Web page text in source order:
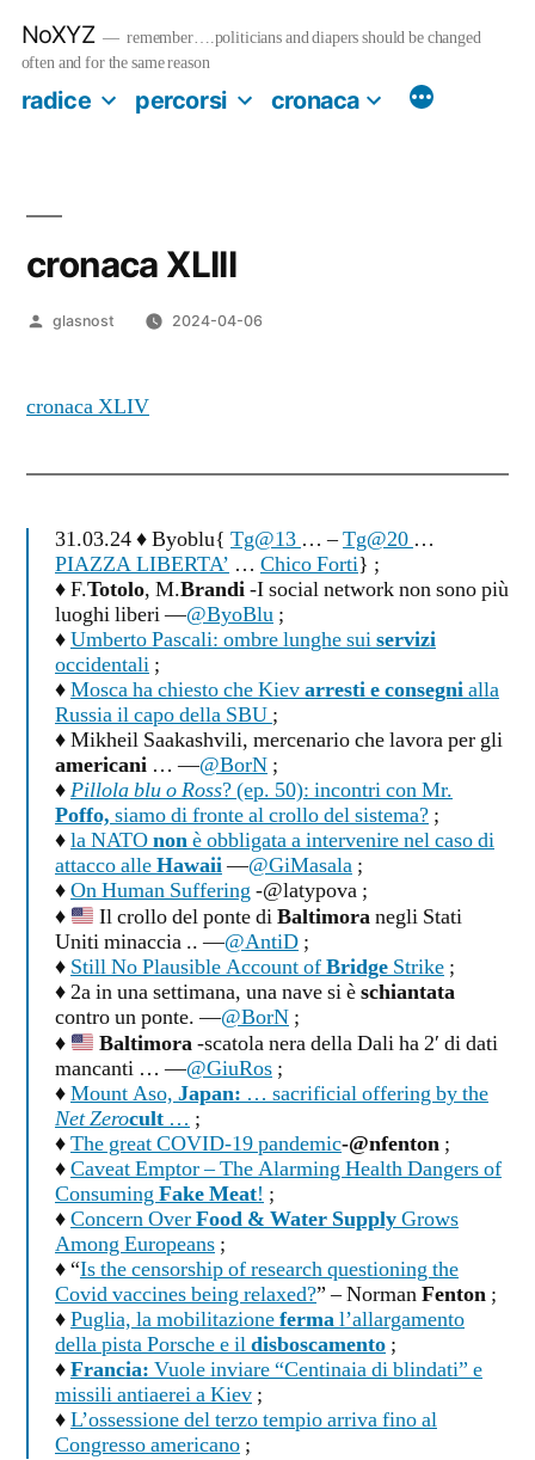
contenuto
NoXYZ
remember….politicians and diapers should be changed
often and for the same reason
radice percorsi cronaca
cronaca XLIII
Pubblicato
glasnost 2024-04-06
cronaca XLIV
31.03.24 ♦ Byoblu{ Tg@13 … –Tg@20 …
PIAZZA LIBERTA’ … Chico Forti} ;
♦ F.Totolo, M.Brandi-I social network non sono più
luoghi liberi —@ByoBlu ;
♦Umberto Pascali: ombre lunghe suiservizi
occidentali ;
♦Mosca ha chiesto che Kievarresti e consegnialla
Russia il capo della SBU ;
♦ Mikheil Saakashvili, mercenario che lavora per gli
americani … —@BorN ;
♦Pillola blu o Ross? (ep. 50): incontri con Mr.
Poffo, siamo di fronte al crollo del sistema? ;
♦la NATOnonè obbligata a intervenire nel caso di
attacco alleHawaii—@GiMasala ;
♦On Human Suffering-@latypova ;
♦
Il crollo del ponte diBaltimoranegli Stati
Uniti minaccia .. —@AntiD ;
♦ Still No Plausible Account ofBridge Strike ;
♦ 2a in una settimana, una nave si èschiantata
contro un ponte. —@BorN ;
♦
Baltimora-scatola nera della Dali ha 2′ di dati
mancanti … —@GiuRos ;
♦Mount Aso, Japan: … sacrificial offering by the
Net Zerocult … ;
♦The great COVID-19 pandemic-@nfenton ;
♦Caveat Emptor – The Alarming Health Dangers of
ConsumingFake Meat! ;
♦Concern OverFood & Water SupplyGrows
Among Europeans ;
♦ “Is the censorship of research questioning the
Covid vaccines being relaxed?” – NormanFenton ;
♦Puglia, la mobilitazionefermal’allargamento
della pista Porsche e ildisboscamento ;
♦Francia: Vuole inviare “Centinaia di blindati” e
missili antiaerei a Kiev ;
♦L’ossessione del terzo tempio arriva fino al
Congresso americano ;